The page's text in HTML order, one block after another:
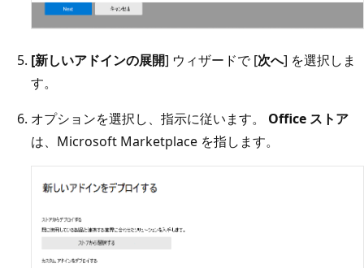
[新しいアドインの展開] ウィザードで [次へ] を選択しま
す。
オプションを選択し、指示に従います。 Office ストア
は、Microsoft Marketplace を指します。